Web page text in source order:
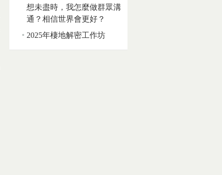
想未盡時，我怎麼做群眾溝
通？相信世界會更好？
2025年棲地解密工作坊